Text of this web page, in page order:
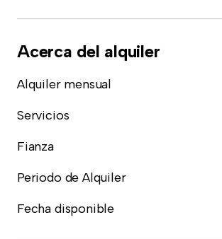
Acerca del alquiler
Alquiler mensual
Servicios
Fianza
Periodo de Alquiler
Fecha disponible